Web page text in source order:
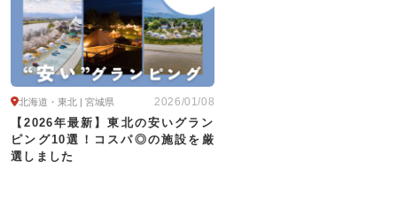
2026/01/08
北海道・東北 | 宮城県
【2026年最新】東北の安いグラン
ピング10選！コスパ◎の施設を厳
選しました